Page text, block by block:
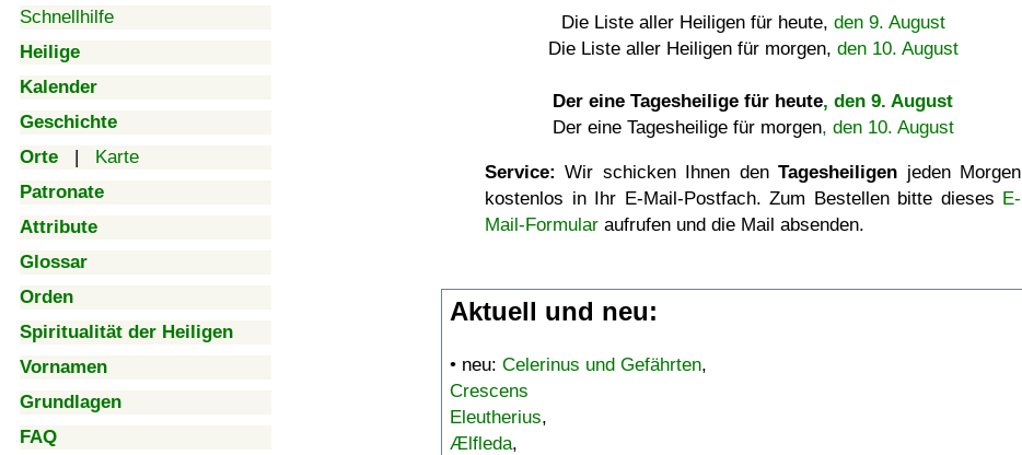
Schnellhilfe
Heilige
Kalender
Geschichte
Orte | Karte
Patronate
Attribute
Glossar
Orden
Spiritualität der Heiligen
Vornamen
Grundlagen
FAQ
Die Liste aller Heiligen für heute, den 9. August
Die Liste aller Heiligen für morgen, den 10. August
Der eine Tagesheilige für heute, den 9. August
Der eine Tagesheilige für morgen, den 10. August
Service: Wir schicken Ihnen denTagesheiligen jeden Morgen
kostenlos in Ihr E-Mail-Postfach. Zum Bestellen bitte dieses E-
Mail-Formular aufrufen und die Mail absenden.
Aktuell und neu:
• neu: Celerinus und Gefährten,
Crescens
Eleutherius,
Ælfleda,